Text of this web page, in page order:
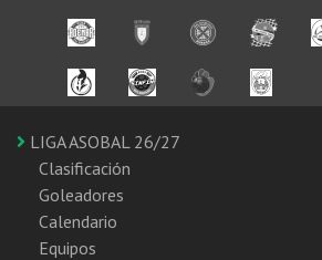
LIGA ASOBAL 26/27
Clasificación
Goleadores
Calendario
Equipos